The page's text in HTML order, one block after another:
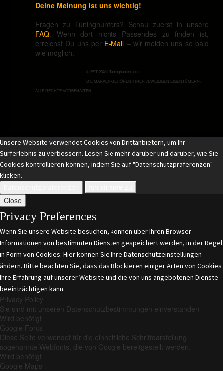
Deine Meinung ist uns wichtig!
Fragen zu Tuninghunters? Schau zuerst in unsere
FAQ. Wenn dort nichts Passendes zu finden ist,
erreichst Du uns per E-Mail – wir melden uns so bald
wie möglich.
© EST 20XIII Tuninghunters.com
DIE MARKEN GEHÖREN IHREN JEWEILIGEN EIGENTÜMERN.
ALLE RECHTE VORBEHALTEN.
Unsere Website verwendet Cookies von Drittanbietern, um Ihr
Surferlebnis zu verbessern. Lesen Sie mehr darüber und darüber, wie Sie
Cookies kontrollieren können, indem Sie auf "Datenschutzpräferenzen"
klicken.
Close
Privacy Preferences
Wenn Sie unsere Website besuchen, können über Ihren Browser
Informationen von bestimmten Diensten gespeichert werden, in der Regel
in Form von Cookies. Hier können Sie Ihre Datenschutzeinstellungen
ändern. Bitte beachten Sie, dass das Blockieren einiger Arten von Cookies
Ihre Erfahrung auf unserer Website und die von uns angebotenen Dienste
beeinträchtigen kann.
Privacy Policy
Sie sind mit unseren Datenschutzbestimmungen einverstanden
Wird benötigt
Google Fonts
Diese Seite verwendet für die einheitliche Schriftdarstellung
sogenannte Webfonts, die von Google bereitgestellt werden.
Wird benötigt
Google Maps